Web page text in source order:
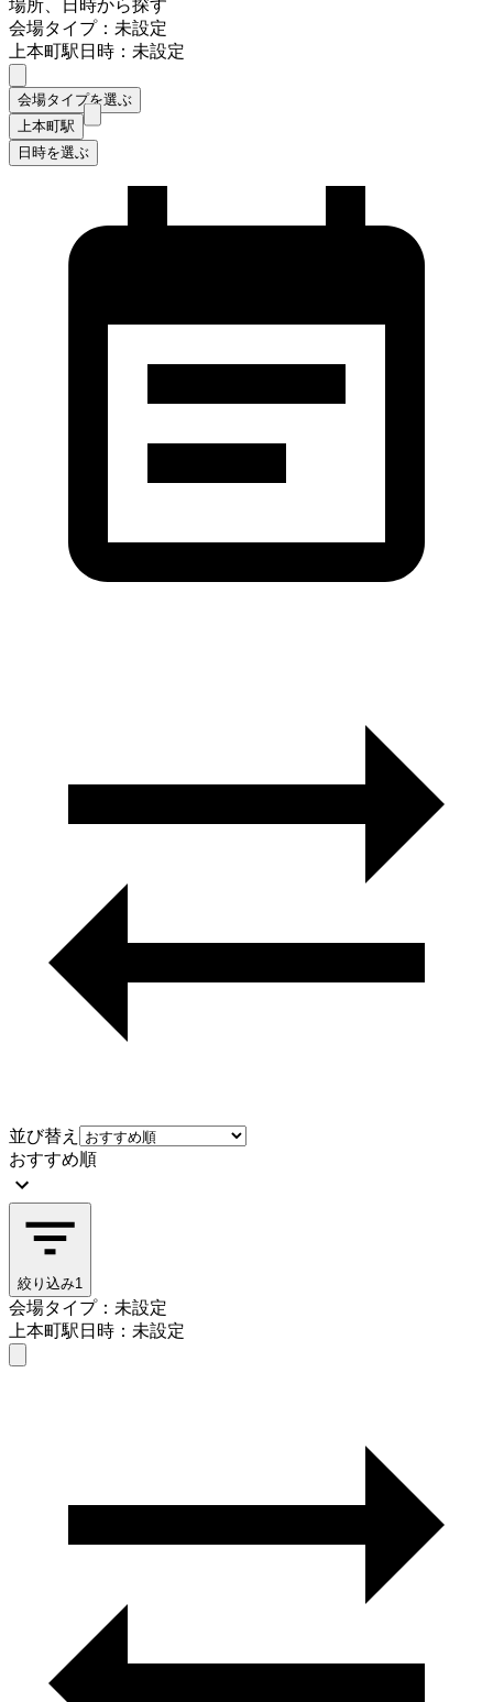
場所、日時から探す
会場タイプ：未設定
上本町駅日時：未設定
会場タイプを選ぶ
上本町駅
日時を選ぶ
並び替え
おすすめ順
絞り込み1
会場タイプ：未設定
上本町駅日時：未設定